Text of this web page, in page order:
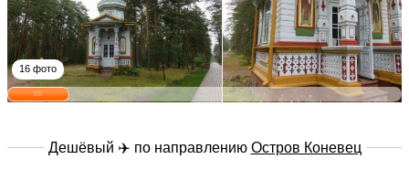
16 фото
Дешёвый ✈️ по направлению Остров Коневец